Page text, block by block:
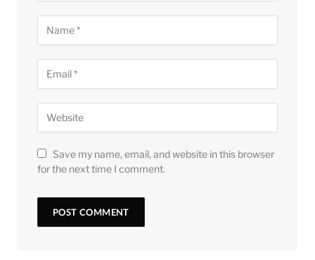
Save my name, email, and website in this browser
for the next time I comment.